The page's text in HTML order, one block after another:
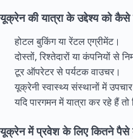
यूक्रेन की यात्रा के उद्देश्य को कैसे
होटल बुकिंग या रेंटल एग्रीमेंट।
दोस्तों, रिश्तेदारों या कंपनियों से
टूर ऑपरेटर से पर्यटक वाउचर।
यूक्रेनी स्वास्थ्य संस्थानों में
यदि पारगमन में यात्रा कर रहे हैं
यूक्रेन में प्रवेश के लिए कितने पैसे